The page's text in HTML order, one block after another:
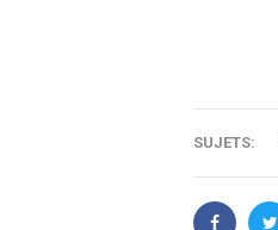
SUJETS: